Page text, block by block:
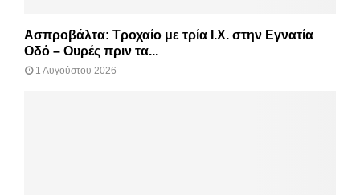
Ασπροβάλτα: Τροχαίο με τρία Ι.Χ. στην Εγνατία
Οδό – Ουρές πριν τα...
1 Αυγούστου 2026